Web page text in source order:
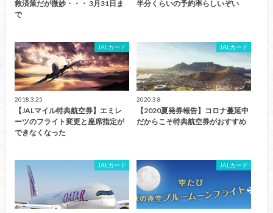
救済策だが微妙・・・ 3月31日ま
で
半分くらいの予約率らしいぞい
JALカード
2018.3.25
【JALマイル特典航空券】エミレ
ーツのフライト変更と座席指定が
できなくなった
JALカード
2020.3.8
【2020夏発券報告】コロナ蔓延中
だからこそ特典航空券がおすすめ
JALカード JALカード